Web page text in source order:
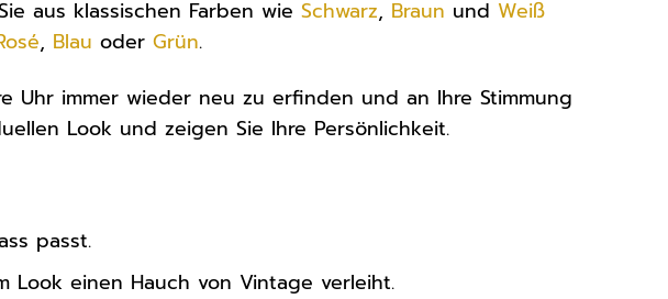
aus klassischen Farben wieSchwarz, Braun und Weiß
, Blau oderGrün.
Uhr immer wieder neu zu erfinden und an Ihre Stimmung
Look und zeigen Sie Ihre Persönlichkeit.
passt.
Look einen Hauch von Vintage verleiht.